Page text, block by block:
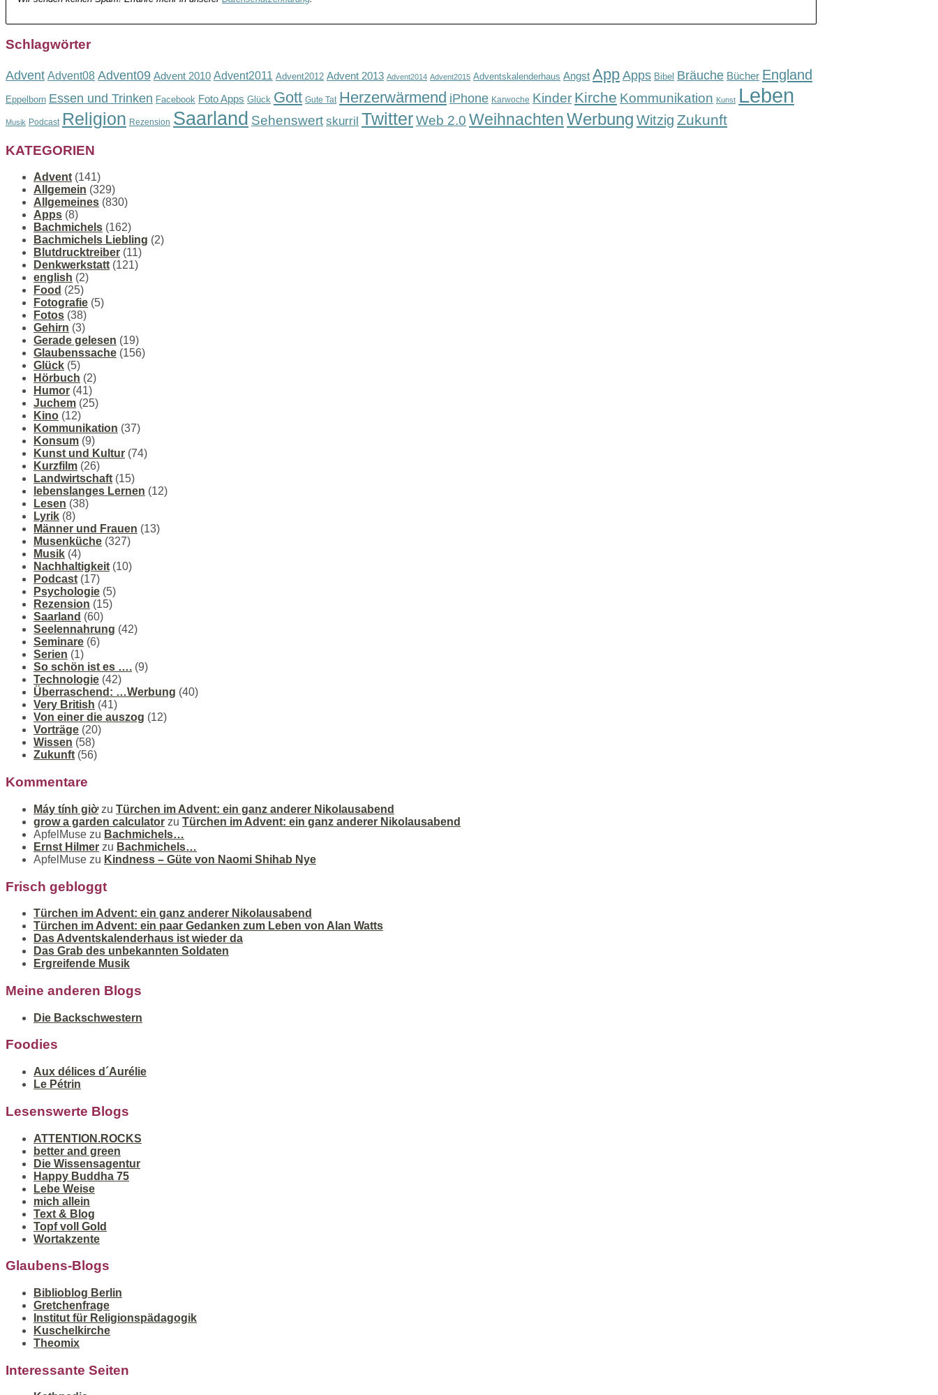
Schlagwörter
Advent Advent08 Advent09 Advent 2010 Advent2011 Advent2012 Advent 2013 Advent2014 Advent2015 Adventskalenderhaus Angst App Apps Bibel Bräuche Bücher England
Eppelborn Essen und Trinken Facebook Foto Apps Glück Gott Gute Tat Herzerwärmend iPhone Karwoche Kinder Kirche Kommunikation Kunst Leben
Musik Podcast Religion Rezension Saarland Sehenswert skurril TwitterWeb 2.0 WeihnachtenWerbung Witzig Zukunft
KATEGORIEN
Advent (141)
Allgemein (329)
Allgemeines (830)
Apps (8)
Bachmichels (162)
Bachmichels Liebling (2)
Blutdrucktreiber (11)
Denkwerkstatt (121)
english (2)
Food (25)
Fotografie (5)
Fotos (38)
Gehirn (3)
Gerade gelesen (19)
Glaubenssache (156)
Glück (5)
Hörbuch (2)
Humor (41)
Juchem (25)
Kino (12)
Kommunikation (37)
Konsum (9)
Kunst und Kultur (74)
Kurzfilm (26)
Landwirtschaft (15)
lebenslanges Lernen (12)
Lesen (38)
Lyrik (8)
Männer und Frauen (13)
Musenküche (327)
Musik (4)
Nachhaltigkeit (10)
Podcast (17)
Psychologie (5)
Rezension (15)
Saarland (60)
Seelennahrung (42)
Seminare (6)
Serien (1)
So schön ist es …. (9)
Technologie (42)
Überraschend: …Werbung (40)
Very British (41)
Von einer die auszog (12)
Vorträge (20)
Wissen (58)
Zukunft (56)
Kommentare
Máy tính giờzu Türchen im Advent: ein ganz anderer Nikolausabend
grow a garden calculator zu Türchen im Advent: ein ganz anderer Nikolausabend
ApfelMuse zu Bachmichels…
Ernst Hilmer zu Bachmichels…
ApfelMuse zu Kindness – Güte von Naomi Shihab Nye
Frisch gebloggt
Türchen im Advent: ein ganz anderer Nikolausabend
Türchen im Advent: ein paar Gedanken zum Leben von Alan Watts
Das Adventskalenderhaus ist wieder da
Das Grab des unbekannten Soldaten
Ergreifende Musik
Meine anderen Blogs
Die Backschwestern
Foodies
Aux délices d´Aurélie
Le Pétrin
Lesenswerte Blogs
ATTENTION.ROCKS
better and green
Die Wissensagentur
Happy Buddha 75
Lebe Weise
mich allein
Text & Blog
Topf voll Gold
Wortakzente
Glaubens-Blogs
Biblioblog Berlin
Gretchenfrage
Institut für Religionspädagogik
Kuschelkirche
Theomix
Interessante Seiten